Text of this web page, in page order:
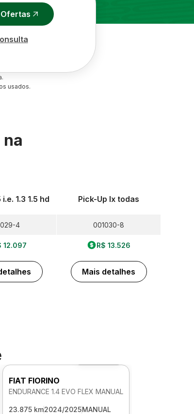
usados.
na
1.3 1.5 hd
4
12.097
Pick-Up lx todas
001030-8
R$ 13.526
Mais detalhes
FIAT FIORINO
ENDURANCE 1.4 EVO FLEX MANUAL
23.875 km2024/2025MANUAL